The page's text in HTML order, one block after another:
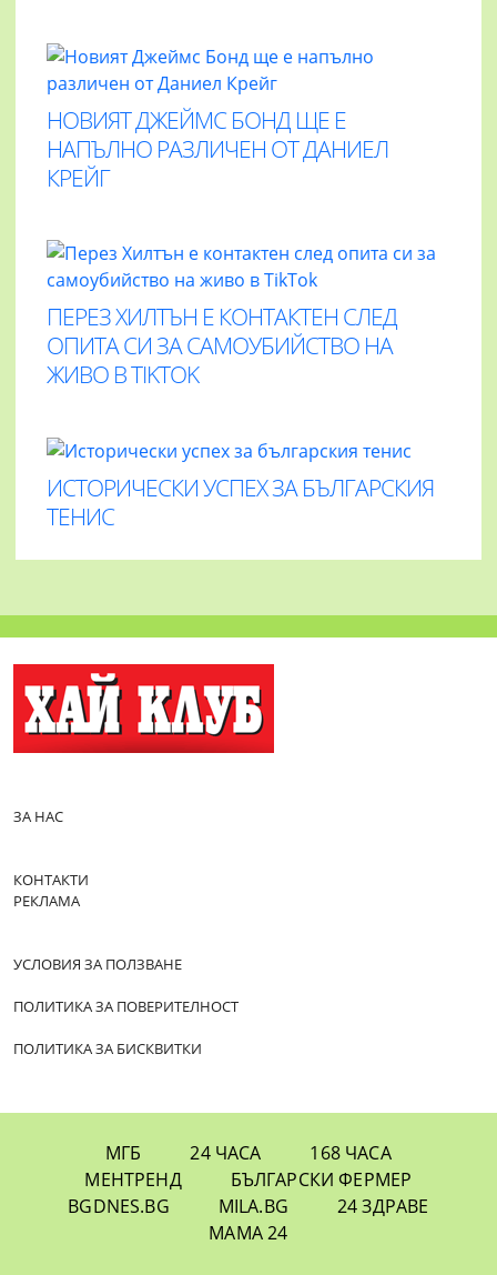
НОВИЯТ ДЖЕЙМС БОНД ЩЕ Е
НАПЪЛНО РАЗЛИЧЕН ОТ ДАНИЕЛ
КРЕЙГ
ПЕРЕЗ ХИЛТЪН Е КОНТАКТЕН СЛЕД
ОПИТА СИ ЗА САМОУБИЙСТВО НА
ЖИВО В TIKTOK
ИСТОРИЧЕСКИ УСПЕХ ЗА БЪЛГАРСКИЯ
ТЕНИС
ЗА НАС
КОНТАКТИ
РЕКЛАМА
УСЛОВИЯ ЗА ПОЛЗВАНЕ
ПОЛИТИКА ЗА ПОВЕРИТЕЛНОСТ
ПОЛИТИКА ЗА БИСКВИТКИ
МГБ 24 ЧАСА
168 ЧАСА
МЕНТРЕНД
БЪЛГАРСКИ ФЕРМЕР
BGDNES.BG
MILA.BG
24 ЗДРАВЕ
МАМА 24